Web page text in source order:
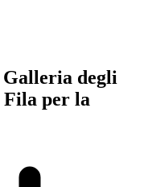
Galleria degli
per la